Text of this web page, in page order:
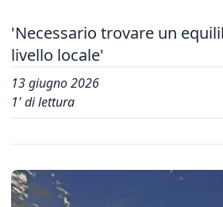
'Necessario trovare un
livello locale'
13 giugno 2026
1' di lettura